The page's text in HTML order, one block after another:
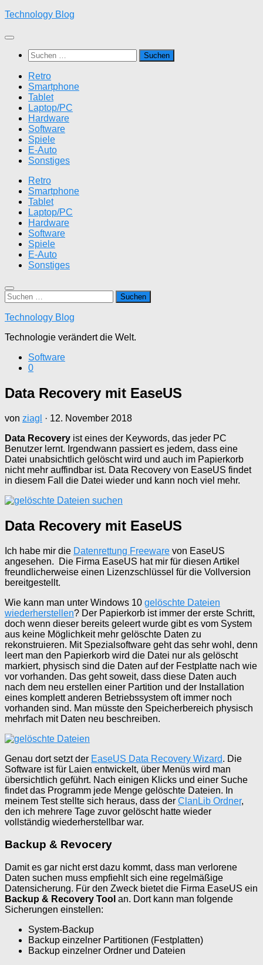
Zum
springen
Technology Blog
Suchen
nach:
Retro
Smartphone
Tablet
Laptop/PC
Hardware
Software
Spiele
E-Auto
Sonstiges
Retro
Smartphone
Tablet
Laptop/PC
Hardware
Software
Spiele
E-Auto
Sonstiges
Suchen
nach:
Technology Blog
Technologie verändert die Welt.
Software
0
Data Recovery mit EaseUS
von ziagl · 12. November 2018
Data Recovery ist eines der Keywords, das jeder PC
Benutzer lernt. Irgendwann passiert es jedem, dass eine
Datei unabsichtlich gelöscht wird und auch im Papierkorb
nicht mehr auffindbar ist. Data Recovery von EaseUS findet
in diesem Fall die Datei wieder und kann noch viel mehr.
Data Recovery mit EaseUS
Ich habe mir die Datenrettung Freeware von EaseUS
angesehen. Die Firma EaseUS hat mir für diesen Artikel
freundlicherweise einen Lizenzschlüssel für die Vollversion
bereitgestellt.
Wie kann man unter Windows 10 gelöschte Dateien
wiederherstellen? Der Papierkorb ist immer der erste Schritt,
doch wenn dieser bereits geleert wurde gibt es vom System
aus keine Möglichkeit mehr gelöschte Daten zu
rekonstruieren. Mit Spezialsoftware geht das sehr wohl, denn
leert man den Papierkorb wird die Datei nur als gelöscht
markiert, physisch sind die Daten auf der Festplatte nach wie
vor vorhanden. Das geht soweit, dass diese Daten auch
nach dem neu erstellen einer Partition und der Installation
eines komplett anderen Betriebssystem oft immer noch
vorhanden sind. Man müsste den Speicherbereich physisch
mehrfach mit Daten neu beschreiben.
Genau dort setzt der EaseUS Data Recovery Wizard. Die
Software ist für Laien entwickelt, über Menüs wird man
übersichtlich geführt. Nach einigen Klicks und einer Suche
findet das Programm jede Menge gelöschte Dateien. In
meinem Test stellte sich heraus, dass der ClanLib Ordner,
den ich mehrere Tage zuvor gelöscht hatte wieder
vollständig wiederherstellbar war.
Backup & Revocery
Damit es gar nicht erst dazu kommt, dass man verlorene
Daten suchen muss empfiehlt sich eine regelmäßige
Datensicherung. Für den Zweck bietet die Firma EaseUS ein
Backup & Recovery Tool an. Dort kann man folgende
Sicherungen einstellen:
System-Backup
Backup einzelner Partitionen (Festplatten)
Backup einzelner Ordner und Dateien